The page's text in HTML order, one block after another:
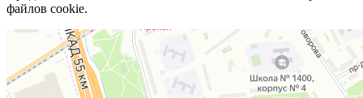
файлов cookie.